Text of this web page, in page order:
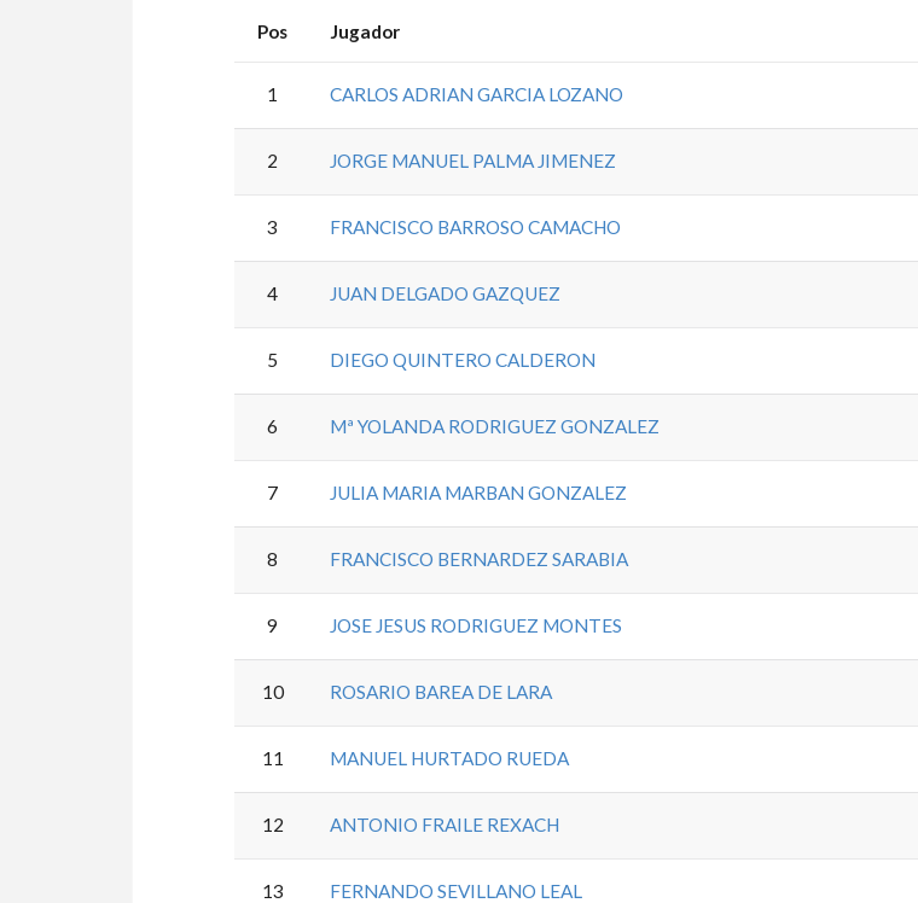
Pos Jugador
1 CARLOS ADRIAN GARCIA LOZANO
2 JORGE MANUEL PALMA JIMENEZ
3 FRANCISCO BARROSO CAMACHO
4 JUAN DELGADO GAZQUEZ
5 DIEGO QUINTERO CALDERON
6 Mª YOLANDA RODRIGUEZ GONZALEZ
7 JULIA MARIA MARBAN GONZALEZ
8 FRANCISCO BERNARDEZ SARABIA
9 JOSE JESUS RODRIGUEZ MONTES
10 ROSARIO BAREA DE LARA
11 MANUEL HURTADO RUEDA
12 ANTONIO FRAILE REXACH
13 FERNANDO SEVILLANO LEAL